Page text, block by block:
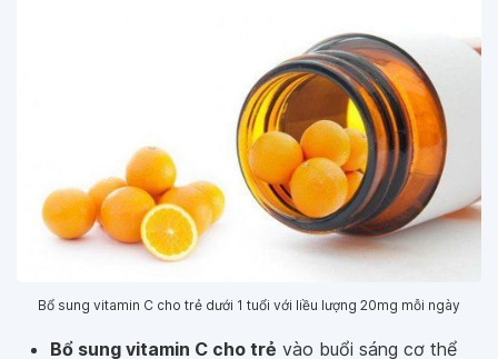
Bổ sung vitamin C cho trẻ dưới 1 tuổi với liều lượng 20mg mỗi ngày
Bổ sung vitamin C cho trẻ vào buổi sáng cơ thể